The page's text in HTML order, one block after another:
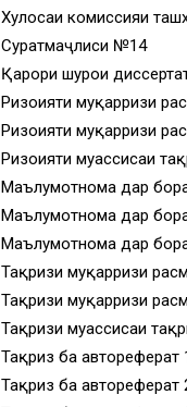
Хулосаи комиссияи
Суратмаҷлиси №14
Қарори шурои
Ризоияти муқарризи
Ризоияти муқарризи
Ризоияти муассисаи
Маълумотнома дар
Маълумотнома дар
Маълумотнома дар
Тақризи муқарризи
Тақризи муқарризи
Тақризи муассисаи
Тақриз ба автореферат
Тақриз ба автореферат